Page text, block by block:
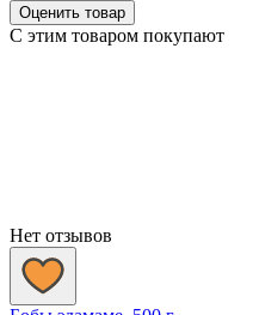
Оценить товар
С этим товаром покупают
Нет отзывов